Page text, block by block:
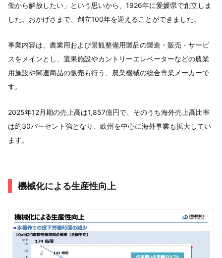
働から解放したい」という思いから、1926年に愛媛県で創立しま
した。おかげさまで、創立100年を迎えることができました。
事業内容は、農業用および景観整備用製品の製造・販売・サービ
スをメインとし、選果施設やカントリーエレベーターなどの農業
用施設や関連商品の販売も行う、農業機械の総合専業メーカーで
す。
2025年12月期の売上高は1,857億円で、そのうち海外売上高比率
は約30パーセント強となり、欧州を中心に海外事業も拡大してい
ます。
機械化による生産性向上